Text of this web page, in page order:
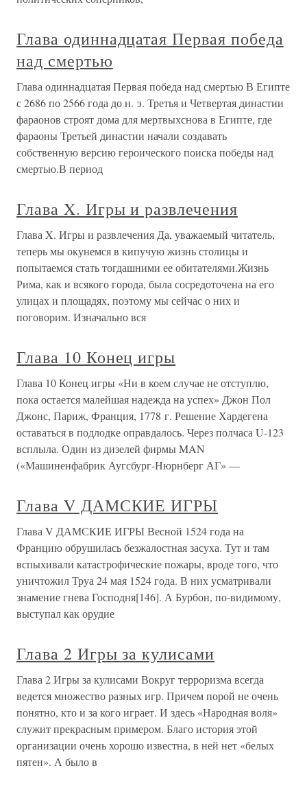
Глава одиннадцатая Первая победа
над смертью
Глава одиннадцатая Первая победа над смертью В Египте
с 2686 по 2566 года до н. э. Третья и Четвертая династии
фараонов строят дома для мертвыхснова в Египте, где
фараоны Третьей династии начали создавать
собственную версию героического поиска победы над
смертью.В период
Глава X. Игры и развлечения
Глава X. Игры и развлечения Да, уважаемый читатель,
теперь мы окунемся в кипучую жизнь столицы и
попытаемся стать тогдашними ее обитателями.Жизнь
Рима, как и всякого города, была сосредоточена на его
улицах и площадях, поэтому мы сейчас о них и
поговорим. Изначально вся
Глава 10 Конец игры
Глава 10 Конец игры «Ни в коем случае не отступлю,
пока остается малейшая надежда на успех» Джон Пол
Джонс, Париж, Франция, 1778 г. Решение Хардегена
оставаться в подлодке оправдалось. Через полчаса U-123
всплыла. Один из дизелей фирмы MAN
(«Машиненфабрик Аугсбург-Нюрнберг АГ» —
Глава V ДАМСКИЕ ИГРЫ
Глава V ДАМСКИЕ ИГРЫ Весной 1524 года на
Францию обрушилась безжалостная засуха. Тут и там
вспыхивали катастрофические пожары, вроде того, что
уничтожил Труа 24 мая 1524 года. В них усматривали
знамение гнева Господня[146]. А Бурбон, по-видимому,
выступал как орудие
Глава 2 Игры за кулисами
Глава 2 Игры за кулисами Вокруг терроризма всегда
ведется множество разных игр. Причем порой не очень
понятно, кто и за кого играет. И здесь «Народная воля»
служит прекрасным примером. Благо история этой
организации очень хорошо известна, в ней нет «белых
пятен». А было в